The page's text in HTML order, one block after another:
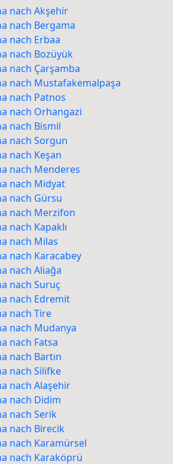
nach Akşehir
nach Bergama
nach Erbaa
nach Bozüyük
nach Çarşamba
nach Mustafakemalpaşa
nach Patnos
nach Orhangazi
nach Bismil
nach Sorgun
nach Keşan
nach Menderes
nach Midyat
nach Gürsu
nach Merzifon
nach Kapaklı
nach Milas
nach Karacabey
nach Aliağa
nach Suruç
nach Edremit
nach Tire
nach Mudanya
nach Fatsa
nach Bartın
nach Silifke
nach Alaşehir
nach Didim
nach Serik
nach Birecik
nach Karamürsel
nach Karaköprü